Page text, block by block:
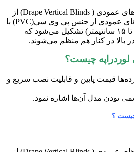
پرده لوردراپه یا همان پرده‌های عمودی ( Drape Vertical Blinds) از
کنار هم قرارگرفتن پارچه‌های عمودی از جنس پی وی سی(PVC) با
عرض‌های متغیر (معمولا ۹ تا ۱۵ سانتیمتر) تشکیل می‌شود که
بالا در کنار هم منظم می‌شوند.
چیست؟
قیمت پایین و قابلیت نصب سریع و
بودن مدل آن‌ها اشاره نمود.
؟